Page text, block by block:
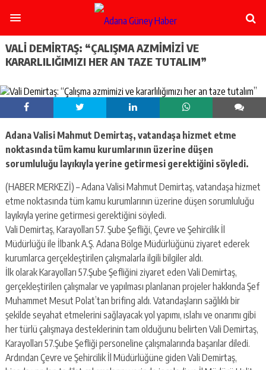
escort
ataşehir
escort
escort
-
ümraniye
escort
mecidiyeköy
escort
taksim
escort
beşiktaş
escort
kartal
escort
maltepe
escort
VALI DEMIRTAŞ: “ÇALIŞMA AZMIMIZI VE
KARARLILIĞIMIZI HER AN TAZE TUTALIM”
Adana Valisi Mahmut Demirtaş, vatandaşa hizmet etme
noktasında tüm kamu kurumlarının üzerine düşen
sorumluluğu layıkıyla yerine getirmesi gerektiğini söyledi.
(HABER MERKEZİ) – Adana Valisi Mahmut Demirtaş, vatandaşa hizmet
etme noktasında tüm kamu kurumlarının üzerine düşen sorumluluğu
layıkıyla yerine getirmesi gerektiğini söyledi.
Vali Demirtaş, Karayolları 57. Şube Şefliği, Çevre ve Şehircilik İl
Müdürlüğü ile İlbank A.Ş. Adana Bölge Müdürlüğünü ziyaret ederek
kurumlarca gerçekleştirilen çalışmalarla ilgili bilgiler aldı.
İlk olarak Karayolları 57.Şube Şefliğini ziyaret eden Vali Demirtaş,
gerçekleştirilen çalışmalar ve yapılması planlanan projeler hakkında Şef
Muhammet Mesut Polat’tan brifing aldı. Vatandaşların sağlıklı bir
şekilde seyahat etmelerini sağlayacak yol yapımı, ıslahı ve onarımı gibi
her türlü çalışmaya desteklerinin tam olduğunu belirten Vali Demirtaş,
Karayolları 57.Şube Şefliği personeline çalışmalarında başarılar diledi.
Ardından Çevre ve Şehircilik İl Müdürlüğüne giden Vali Demirtaş,